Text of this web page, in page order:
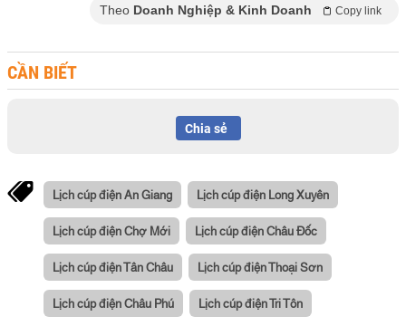
Theo Doanh Nghiệp & Kinh Doanh Copy link
CẦN BIẾT
Chia sẻ
Lịch cúp điện An Giang Lịch cúp điện Long Xuyên
Lịch cúp điện Chợ Mới Lịch cúp điện Châu Đốc
Lịch cúp điện Tân Châu Lịch cúp điện Thoại Sơn
Lịch cúp điện Châu Phú Lịch cúp điện Tri Tôn